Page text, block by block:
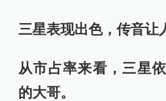
三星表现出色，传音让
从市占率来看，三星
的大哥。